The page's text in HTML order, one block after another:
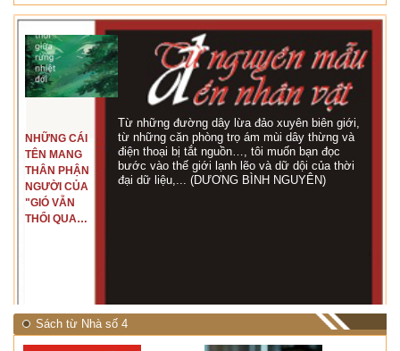
NHỮNG CÁI
TÊN MANG
THÂN PHẬN
NGƯỜI CỦA
"GIÓ VẪN
THỔI QUA
Từ những đường dây lừa đảo xuyên biên giới,
từ những căn phòng trọ ám mùi dây thừng và
điện thoại bị tắt nguồn…, tôi muốn bạn đọc
bước vào thế giới lạnh lẽo và dữ dội của thời
đại dữ liệu,... (DƯƠNG BÌNH NGUYÊN)
Sách từ Nhà số 4